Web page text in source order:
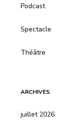
Podcast
Spectacle
Théâtre
ARCHIVES
juillet 2026